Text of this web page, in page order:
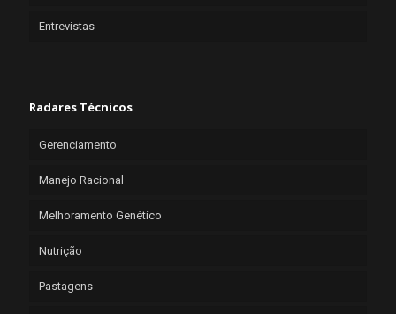
Entrevistas
Radares Técnicos
Gerenciamento
Manejo Racional
Melhoramento Genético
Nutrição
Pastagens